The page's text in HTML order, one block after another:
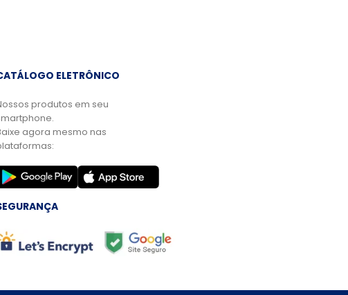
ELETRÔNICO
produtos em seu
agora mesmo nas